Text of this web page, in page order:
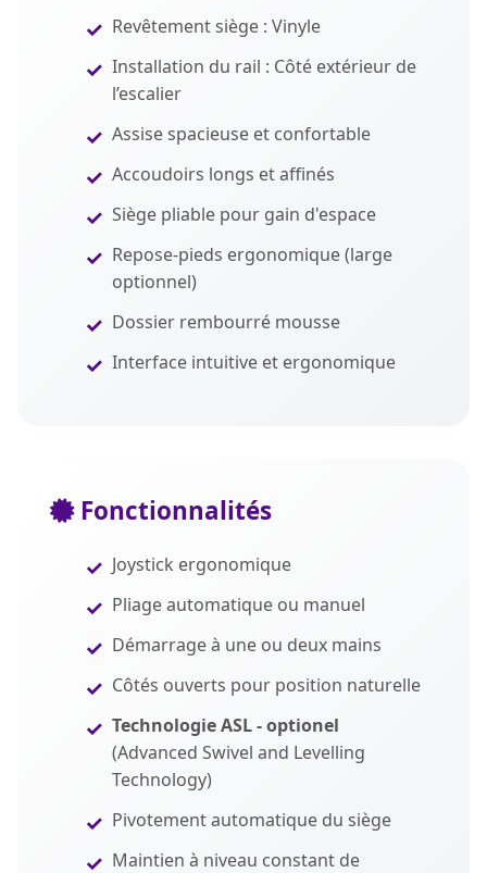
Revêtement siège : Vinyle
Installation du rail : Côté extérieur de
l’escalier
Assise spacieuse et confortable
Accoudoirs longs et affinés
Siège pliable pour gain d'espace
Repose-pieds ergonomique (large
optionnel)
Dossier rembourré mousse
Interface intuitive et ergonomique
Fonctionnalités
Joystick ergonomique
Pliage automatique ou manuel
Démarrage à une ou deux mains
Côtés ouverts pour position naturelle
Technologie ASL - optionel
(Advanced Swivel and Levelling
Technology)
Pivotement automatique du siège
Maintien à niveau constant de